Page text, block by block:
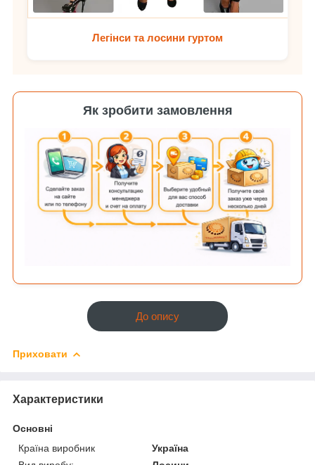
Легінси та лосини гуртом
Як зробити замовлення
До опису
Приховати
Характеристики
Основні
Країна виробник
Україна